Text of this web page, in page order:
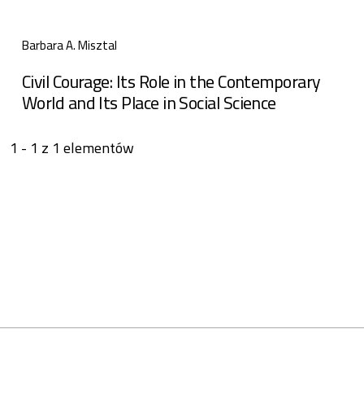
Barbara A. Misztal
Civil Courage: Its Role in the Contemporary
World and Its Place in Social Science
1 - 1 z 1 elementów